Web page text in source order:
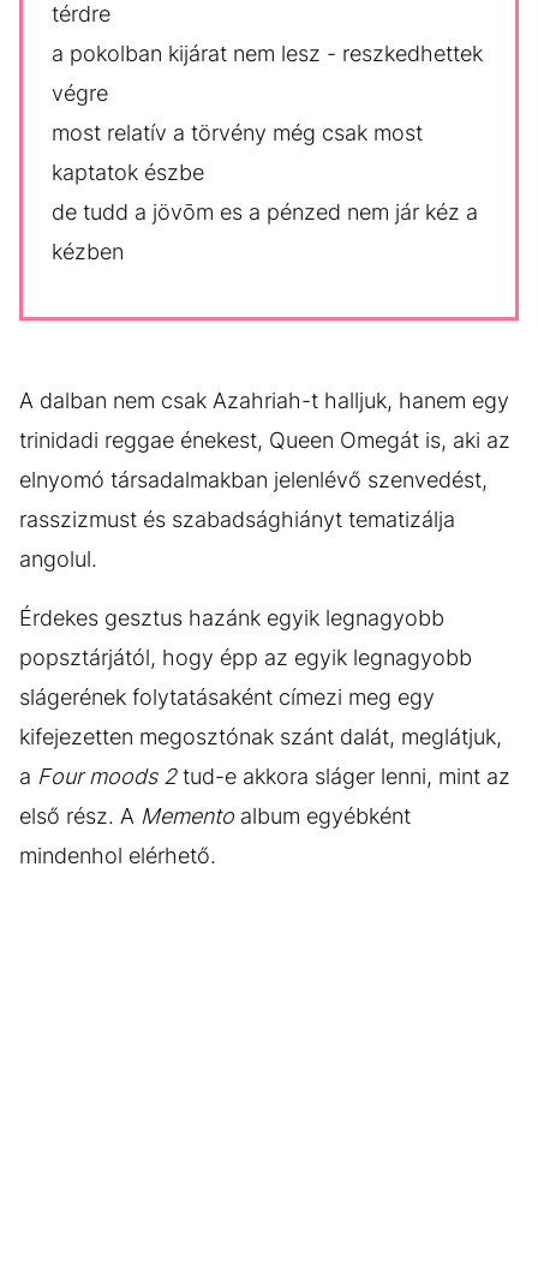
térdre
a pokolban kijárat nem lesz - reszkedhettek
végre
most relatív a törvény még csak most
kaptatok észbe
de tudd a jövōm es a pénzed nem jár kéz a
kézben
A dalban nem csak Azahriah-t halljuk, hanem egy
trinidadi reggae énekest, Queen Omegát is, aki az
elnyomó társadalmakban jelenlévő szenvedést,
rasszizmust és szabadsághiányt tematizálja
angolul.
Érdekes gesztus hazánk egyik legnagyobb
popsztárjától, hogy épp az egyik legnagyobb
slágerének folytatásaként címezi meg egy
kifejezetten megosztónak szánt dalát, meglátjuk,
a Four moods 2tud-e akkora sláger lenni, mint az
első rész. A Memento album egyébként
mindenhol elérhető.